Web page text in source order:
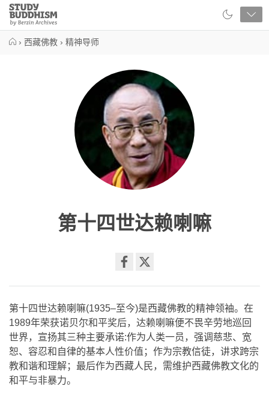
Close
Study
Buddhism
› 西藏佛教 › 精神导师
第十四世达赖喇嘛
facebook
第十四世达赖喇嘛(1935–至今)是西藏佛教的精神领袖。在
1989年荣获诺贝尔和平奖后，达赖喇嘛便不畏辛劳地巡回
世界，宣扬其三种主要承诺:作为人类一员，强调慈悲、宽
恕、容忍和自律的基本人性价值；作为宗教信徒，讲求跨宗
教和谐和理解；最后作为西藏人民，需维护西藏佛教文化的
和平与非暴力。